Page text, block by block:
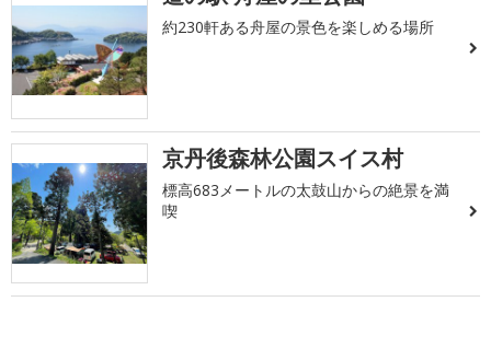
約230軒ある舟屋の景色を楽しめる場所
京丹後森林公園スイス村
標高683メートルの太鼓山からの絶景を満
喫